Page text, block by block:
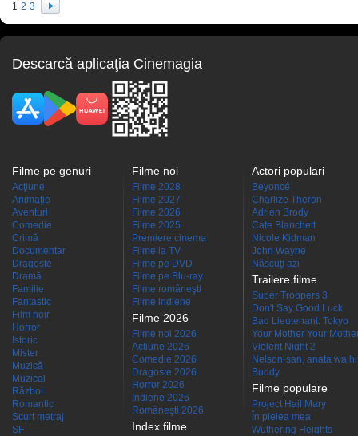
1 2 3
Descarcă aplicaţia Cinemagia
Filme pe genuri
Acţiune
Animaţie
Aventuri
Comedie
Crimă
Documentar
Dragoste
Dramă
Familie
Fantastic
Film noir
Horror
Istoric
Mister
Muzică
Muzical
Război
Romantic
Scurt metraj
SF
Filme noi
Filme 2028
Filme 2027
Filme 2026
Filme 2025
Premiere cinema
Filme la TV
Filme pe DVD
Filme pe Blu-ray
Filme româneşti
Filme indiene
Filme 2026
Filme noi 2026
Actiune 2026
Comedie 2026
Dragoste 2026
Horror 2026
Indiene 2026
Româneşti 2026
Index filme
Actori populari
Beyoncé
Charlize Theron
Adrien Brody
Cate Blanchett
Nicole Kidman
John Wayne
Născuţi azi
Trailere filme
Super Troopers 3
Don't Say Good Luck
Bad Lieutenant: Tokyo
Your Mother Your
Violent Night 2
Nelson-san, anata wa
Buddy
Filme populare
Project Hail Mary
În pielea mea
Wuthering Heights